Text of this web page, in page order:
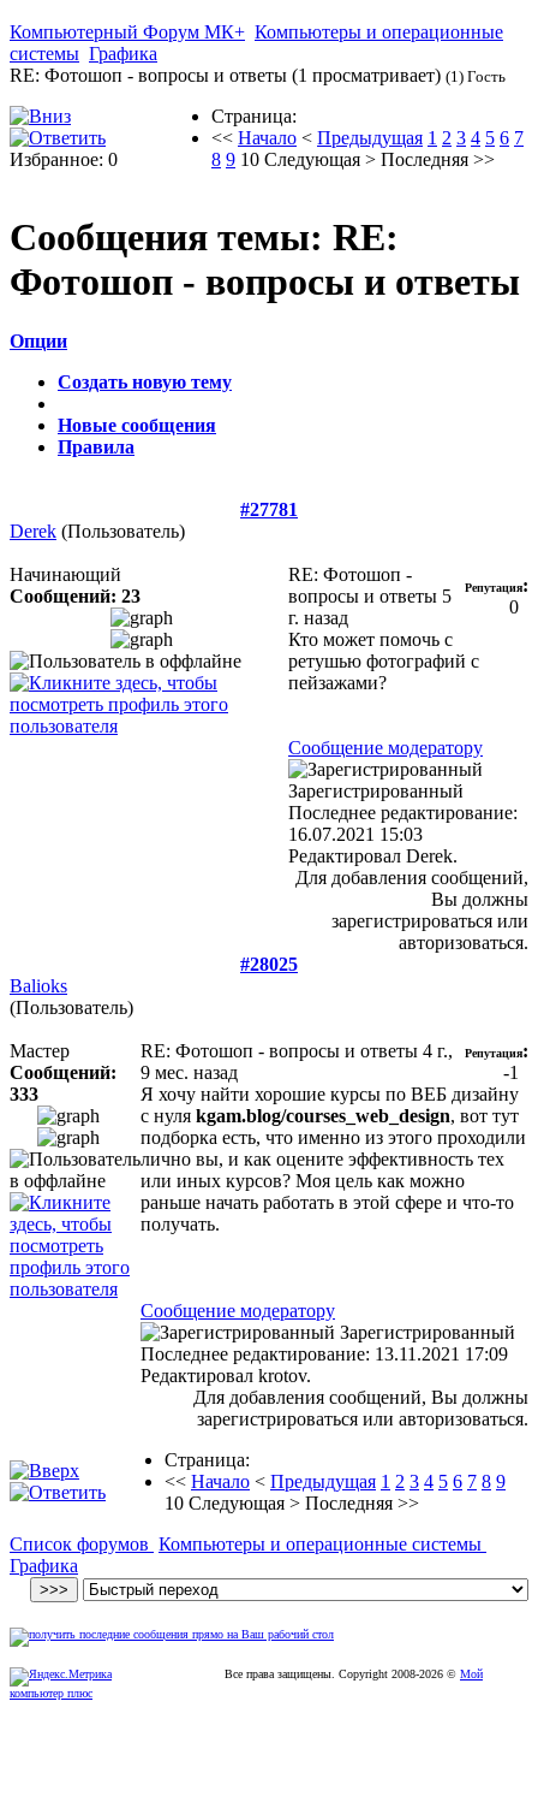
Компьютерный Форум МК+ Компьютеры и операционные
системы Графика
RE: Фотошоп - вопросы и ответы (1 просматривает) (1) Гость
Избранное: 0
Страница:
<< Начало < Предыдущая 1 2 3 4 5 6 7
8 9 10 Следующая > Последняя >>
Сообщения темы: RE:
Фотошоп - вопросы и ответы
Опции
Создать новую тему
Новые сообщения
Правила
#27781
Derek (Пользователь)
Начинающий
Сообщений: 23
RE: Фотошоп -
вопросы и ответы 5
г. назад
Репутация:
0
Кто может помочь с
ретушью фотографий с
пейзажами?
Сообщение модератору
Зарегистрированный
Последнее редактирование:
16.07.2021 15:03
Редактировал Derek.
Для добавления сообщений,
Вы должны
зарегистрироваться или
авторизоваться.
#28025
Balioks
(Пользователь)
Мастер
Сообщений:
333
RE: Фотошоп - вопросы и ответы 4 г.,
9 мес. назад
Репутация:
-1
Я хочу найти хорошие курсы по ВЕБ дизайну
с нуля kgam.blog/courses_web_design, вот тут
подборка есть, что именно из этого проходили
лично вы, и как оцените эффективность тех
или иных курсов? Моя цель как можно
раньше начать работать в этой сфере и что-то
получать.
Сообщение модератору
Зарегистрированный
Последнее редактирование: 13.11.2021 17:09
Редактировал krotov.
Для добавления сообщений, Вы должны
зарегистрироваться или авторизоваться.
Страница:
<< Начало < Предыдущая 1 2 3 4 5 6 7 8 9
10 Следующая > Последняя >>
Список форумов Компьютеры и операционные системы
Графика
Все права защищены. Copyright 2008-2026 © Мой
компьютер плюс